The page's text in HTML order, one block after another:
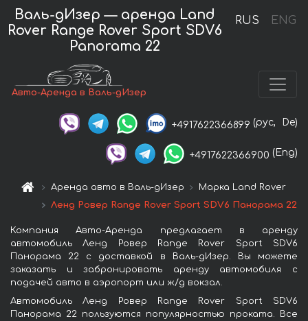
RUS ENG
Валь-дИзер — аренда Land
Rover Range Rover Sport SDV6
Panorama 22
Авто-Аренда в Валь-дИзер
+4917622366899 (рус, De)
+4917622366900 (Eng)
Аренда авто в Валь-дИзер
Марка Land Rover
Ленд Ровер Range Rover Sport SDV6 Панорама 22
Компания Авто-Аренда предлагает в аренду
автомобиль Ленд Ровер Range Rover Sport SDV6
Панорама 22 с доставкой в Валь-дИзер. Вы можете
заказать и забронировать аренду автомобиля с
подачей авто в аэропорт или ж/д вокзал.
Автомобиль Ленд Ровер Range Rover Sport SDV6
Панорама 22 пользуются популярностью проката. Все